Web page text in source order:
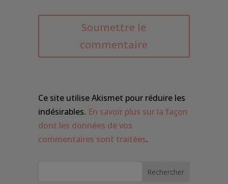
Soumettre le
commentaire
Ce site utilise Akismet pour réduire les
indésirables. En savoir plus sur la façon
dont les données de vos
commentaires sont traitées.